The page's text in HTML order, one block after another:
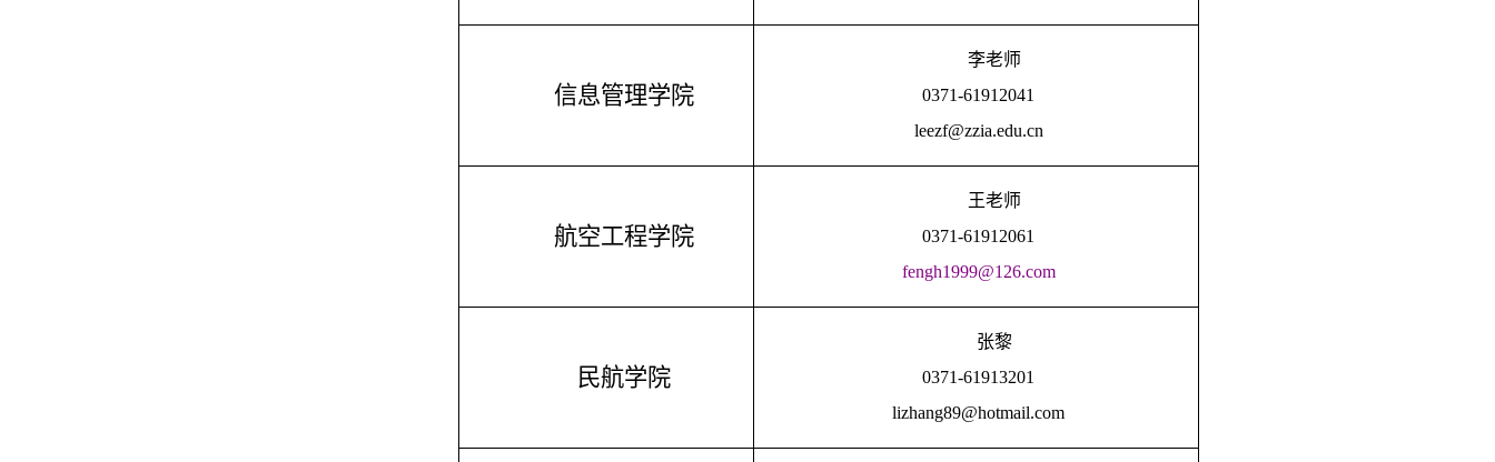
信息管理学院
李老师
0371-61912041
leezf@zzia.edu.cn
航空工程学院
王老师
0371-61912061
fengh1999@126.com
民航学院
张黎
0371-61913201
lizhang89@hotmail.com